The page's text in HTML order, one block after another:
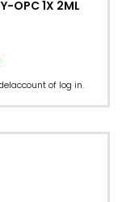
OPC 1X 2ML
of log in.